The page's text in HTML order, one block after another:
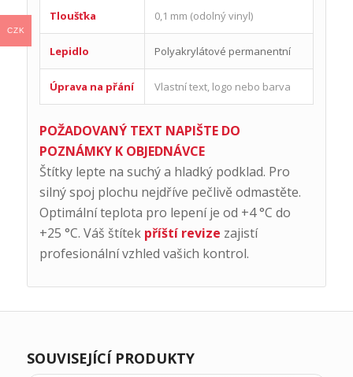
Tloušťka 0,1 mm (odolný vinyl)
Lepidlo Polyakrylátové permanentní
Úprava na přání Vlastní text, logo nebo barva
POŽADOVANÝ TEXT NAPIŠTE DO
POZNÁMKY K OBJEDNÁVCE
Štítky lepte na suchý a hladký podklad. Pro
silný spoj plochu nejdříve pečlivě odmastěte.
Optimální teplota pro lepení je od +4 °C do
+25 °C. Váš štítek příští revize zajistí
profesionální vzhled vašich kontrol.
SOUVISEJÍCÍ PRODUKTY
CZK